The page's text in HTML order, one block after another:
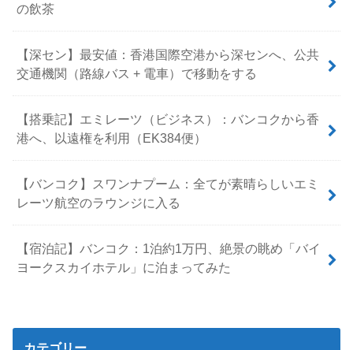
の飲茶
【深セン】最安値：香港国際空港から深センへ、公共
交通機関（路線バス + 電車）で移動をする
【搭乗記】エミレーツ（ビジネス）：バンコクから香
港へ、以遠権を利用（EK384便）
【バンコク】スワンナプーム：全てが素晴らしいエミ
レーツ航空のラウンジに入る
【宿泊記】バンコク：1泊約1万円、絶景の眺め「バイ
ヨークスカイホテル」に泊まってみた